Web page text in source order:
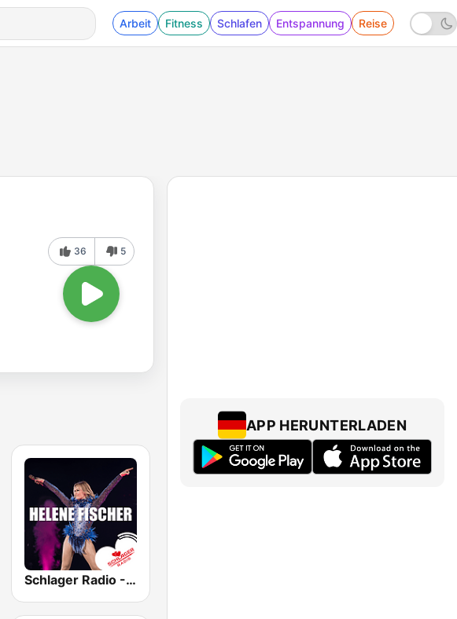
Arbeit Fitness Schlafen Entspannung Reise
36 5
Schlager Radio - Helene Fischer
APP HERUNTERLADEN